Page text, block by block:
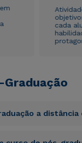
cada
a distância